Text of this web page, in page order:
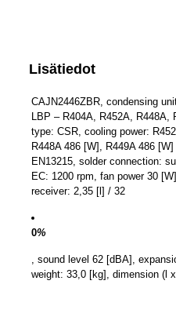
Lisätiedot
CAJN2446ZBR, condensing
LBP – R404A, R452A, R448A,
type: CSR, cooling power:
R448A 486 [W], R449A 486
EN13215, solder connection:
EC: 1200 rpm, fan power 30
receiver: 2,35 [l] / 32
0%
, sound level 62 [dBA],
weight: 33,0 [kg], dimension (l